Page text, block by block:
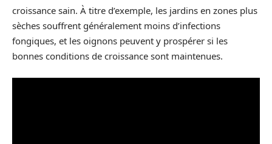
croissance sain. À titre d’exemple, les jardins en zones plus
sèches souffrent généralement moins d’infections
fongiques, et les oignons peuvent y prospérer si les
bonnes conditions de croissance sont maintenues.